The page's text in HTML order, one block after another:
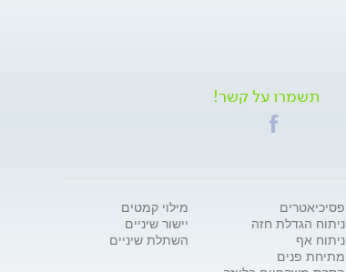
תשמרו על קשר!
פסיכיאטרים
ניתוח הגדלת חזה
ניתוח אף
מתיחת פנים
מילוי קמטים
יישור שיניים
השתלת שיניים